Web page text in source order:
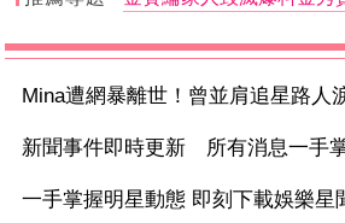
Mina遭網暴離世！曾並肩追星路人
新聞事件即時更新 所有消息一手
一手掌握明星動態 即刻下載娛樂星